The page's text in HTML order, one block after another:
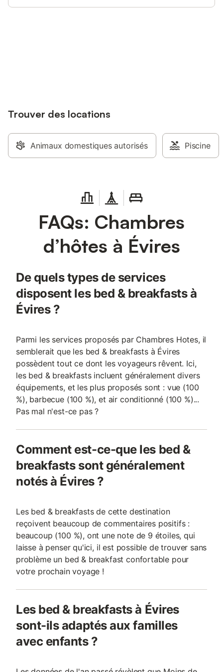
Trouver des locations
Animaux domestiques autorisés Piscine
FAQs: Chambres
d’hôtes à Évires
De quels types de services
disposent les bed & breakfasts à
Évires ?
Parmi les services proposés par Chambres Hotes, il
semblerait que les bed & breakfasts à Évires
possèdent tout ce dont les voyageurs rêvent. Ici,
les bed & breakfasts incluent généralement divers
équipements, et les plus proposés sont : vue (100
%), barbecue (100 %), et air conditionné (100 %)...
Pas mal n'est-ce pas ?
Comment est-ce-que les bed &
breakfasts sont généralement
notés à Évires ?
Les bed & breakfasts de cette destination
reçoivent beaucoup de commentaires positifs :
beaucoup (100 %), ont une note de 9 étoiles, qui
laisse à penser qu'ici, il est possible de trouver sans
problème un bed & breakfast confortable pour
votre prochain voyage !
Les bed & breakfasts à Évires
sont-ils adaptés aux familles
avec enfants ?